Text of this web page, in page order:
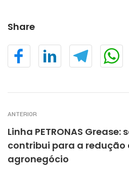
Share
ANTERIOR
Linha PETRONAS
contribui para a redução
agronegócio